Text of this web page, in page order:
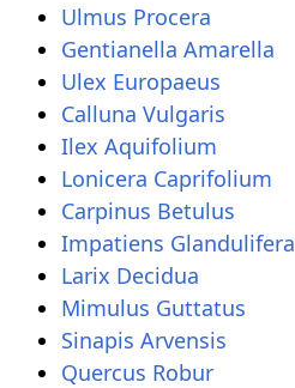
Ulmus Procera
Gentianella Amarella
Ulex Europaeus
Calluna Vulgaris
Ilex Aquifolium
Lonicera Caprifolium
Carpinus Betulus
Impatiens Glandulifera
Larix Decidua
Mimulus Guttatus
Sinapis Arvensis
Quercus Robur